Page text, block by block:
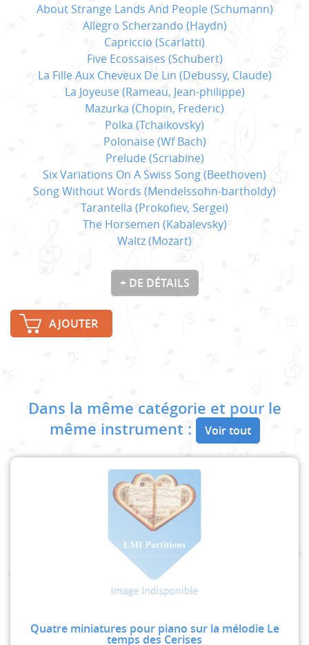
About Strange Lands And People (Schumann)
Allegro Scherzando (Haydn)
Capriccio (Scarlatti)
Five Ecossaises (Schubert)
La Fille Aux Cheveux De Lin (Debussy, Claude)
La Joyeuse (Rameau, Jean-philippe)
Mazurka (Chopin, Frederic)
Polka (Tchaikovsky)
Polonaise (Wf Bach)
Prelude (Scriabine)
Six Variations On A Swiss Song (Beethoven)
Song Without Words (Mendelssohn-bartholdy)
Tarantella (Prokofiev, Sergei)
The Horsemen (Kabalevsky)
Waltz (Mozart)
+ DE DÉTAILS
AJOUTER
Dans la même catégorie et pour le
même instrument :
Voir tout
Quatre miniatures pour piano sur la mélodie Le
temps des Cerises